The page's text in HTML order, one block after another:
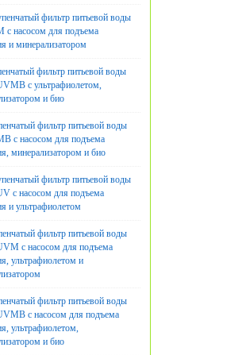
фильтр питьевой воды
с насосом для подъема
и минерализатором
фильтр питьевой воды
с ультрафиолетом,
и био
фильтр питьевой воды
с насосом для подъема
минерализатором и био
фильтр питьевой воды
с насосом для подъема
и ультрафиолетом
фильтр питьевой воды
с насосом для подъема
ультрафиолетом и
фильтр питьевой воды
с насосом для подъема
ультрафиолетом,
и био